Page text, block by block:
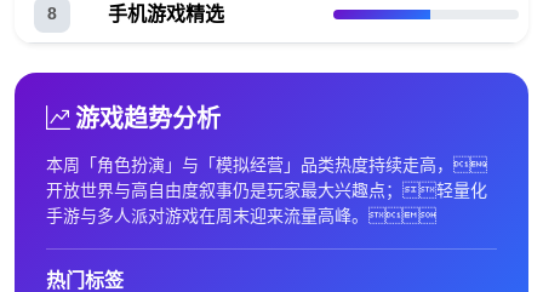
8 手机游戏精选
游戏趋势分析
本周「角色扮演」与「模拟经营」品类热度持续走高，
开放世界与高自由度叙事仍是玩家最大兴趣点；轻量化
手游与多人派对游戏在周末迎来流量高峰。
热门标签